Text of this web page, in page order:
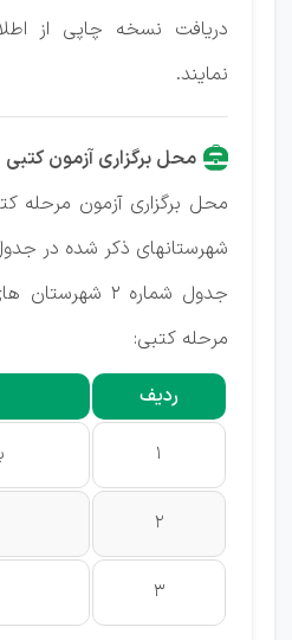
دریافت نسخه چاپی از
نمایند.
محل برگزاری آزمون کتبی
محل برگزاری آزمون
شهرستانهای ذکر شده در جدول شماره
جدول شماره ۲
مرحله کتبی:
ردیف
1
2
3